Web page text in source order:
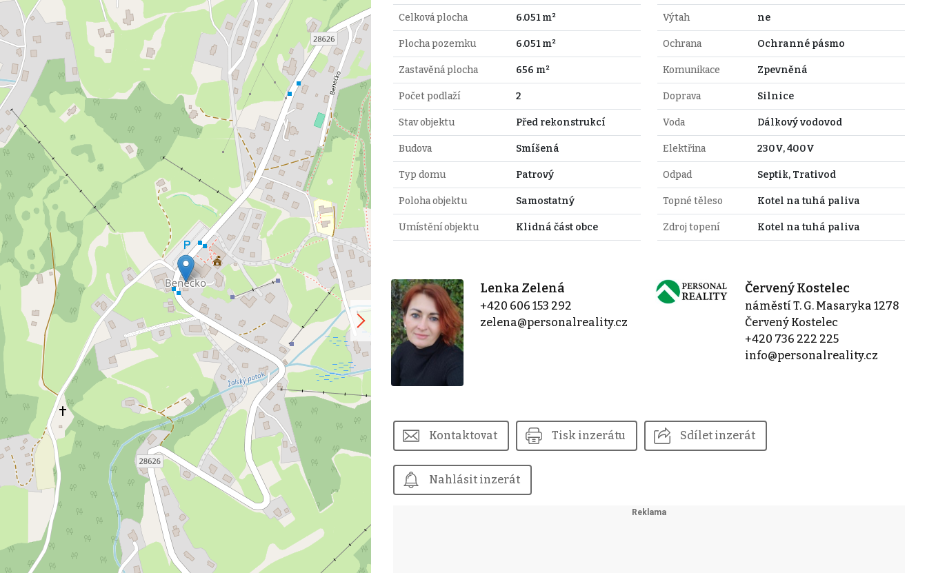
Celková plocha 6.051 m²
Plocha pozemku 6.051 m²
Zastavěná plocha 656 m²
Počet podlaží 2
Stav objektu Před rekonstrukcí
Budova Smíšená
Typ domu Patrový
Poloha objektu Samostatný
Umístění objektu Klidná část obce
Výtah ne
Ochrana Ochranné pásmo
Komunikace Zpevněná
Doprava Silnice
Voda Dálkový vodovod
Elektřina 230V, 400V
Odpad Septik, Trativod
Topné těleso Kotel na tuhá paliva
Zdroj topení Kotel na tuhá paliva
Lenka Zelená
+420 606 153 292
zelena@personalreality.cz
Červený Kostelec
náměstí T. G. Masaryka 1278
Červený Kostelec
+420 736 222 225
info@personalreality.cz
Kontaktovat Tisk inzerátu Sdílet inzerát
Nahlásit inzerát